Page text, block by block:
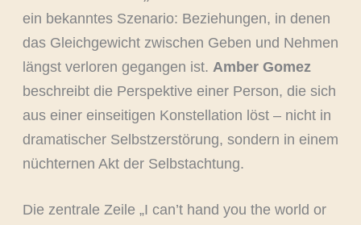
ein bekanntes Szenario: Beziehungen, in denen
das Gleichgewicht zwischen Geben und Nehmen
längst verloren gegangen ist. Amber Gomez
beschreibt die Perspektive einer Person, die sich
aus einer einseitigen Konstellation löst – nicht in
dramatischer Selbstzerstörung, sondern in einem
nüchternen Akt der Selbstachtung.
Die zentrale Zeile „I can’t hand you the world or